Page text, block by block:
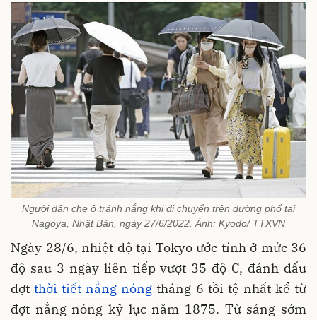
Người dân che ô tránh nắng khi di chuyển trên đường phố tại
Nagoya, Nhật Bản, ngày 27/6/2022. Ảnh: Kyodo/ TTXVN
Ngày 28/6, nhiệt độ tại Tokyo ước tính ở mức 36
độ sau 3 ngày liên tiếp vượt 35 độ C, đánh dấu
đợtthời tiết nắng nóng tháng 6 tồi tệ nhất kể từ
đợt nắng nóng kỷ lục năm 1875. Từ sáng sớm